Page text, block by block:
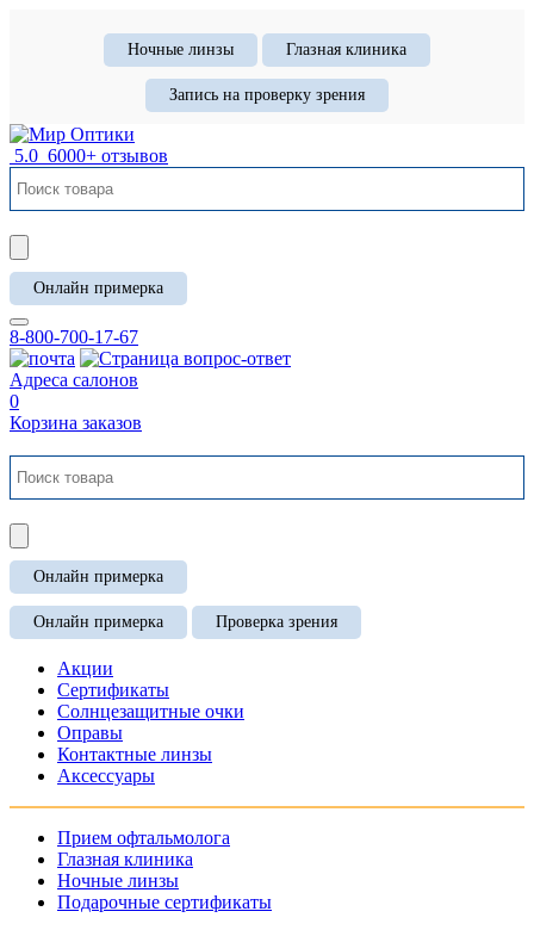
Ночные линзы Глазная клиника
Запись на проверку зрения
5.0 6000+ отзывов
Онлайн примерка
8-800-700-17-67
Адреса салонов
0
Корзина заказов
Онлайн примерка
Онлайн примерка Проверка зрения
Акции
Сертификаты
Солнцезащитные очки
Оправы
Контактные линзы
Аксессуары
Прием офтальмолога
Глазная клиника
Ночные линзы
Подарочные сертификаты